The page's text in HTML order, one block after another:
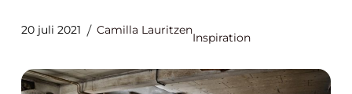
20 juli 2021 Camilla Lauritzen
Inspiration